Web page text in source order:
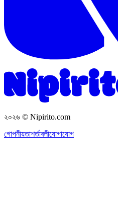
২০২৬ © Nipirito.com
গোপনীয়তাশর্তাবলীযোগাযোগ